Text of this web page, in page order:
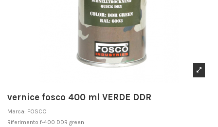
vernice fosco 400 ml VERDE DDR
Marca: FOSCO
Riferimento f-400 DDR green